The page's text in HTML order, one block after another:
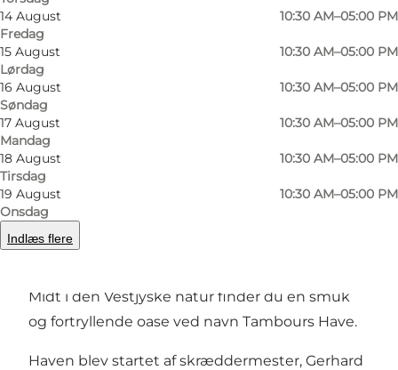
14 August
Fredag
10:30 AM–05:00 PM
15 August
Lørdag
10:30 AM–05:00 PM
16 August
Søndag
10:30 AM–05:00 PM
17 August
Mandag
10:30 AM–05:00 PM
18 August
Tirsdag
10:30 AM–05:00 PM
19 August
Onsdag
10:30 AM–05:00 PM
Indlæs flere
Foto
Midt i den Vestjyske natur finder du en smuk
og fortryllende oase ved navn Tambours Have.
Haven blev startet af skræddermester, Gerhard